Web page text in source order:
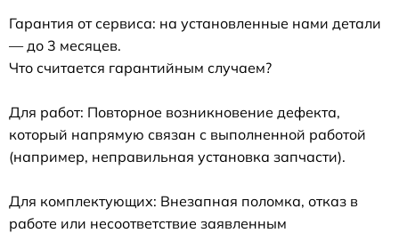
Гарантия от сервиса: на установленные нами детали
— до 3 месяцев.
Что считается гарантийным случаем?
Для работ: Повторное возникновение дефекта,
который напрямую связан с выполненной работой
(например, неправильная установка запчасти).
Для комплектующих: Внезапная поломка, отказ в
работе или несоответствие заявленным